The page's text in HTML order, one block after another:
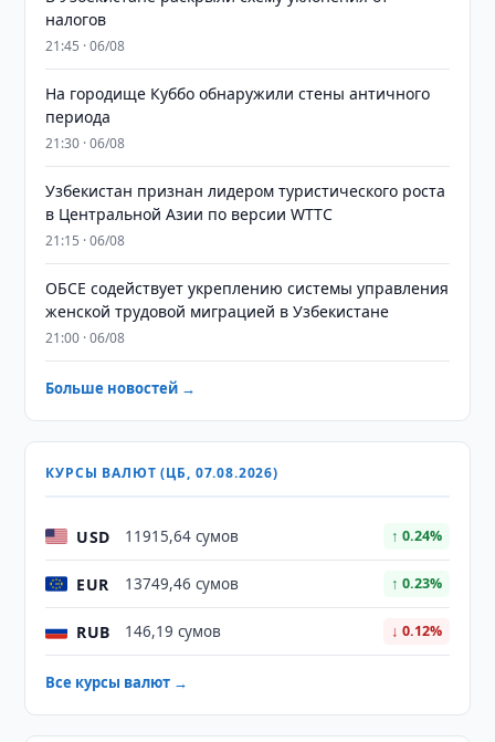
налогов
21:45 · 06/08
На городище Куббо обнаружили стены античного
периода
21:30 · 06/08
Узбекистан признан лидером туристического роста
в Центральной Азии по версии WTTC
21:15 · 06/08
ОБСЕ содействует укреплению системы управления
женской трудовой миграцией в Узбекистане
21:00 · 06/08
Больше новостей →
КУРСЫ ВАЛЮТ (ЦБ, 07.08.2026)
USD 11915,64 сумов ↑ 0.24%
EUR 13749,46 сумов ↑ 0.23%
RUB 146,19 сумов ↓ 0.12%
Все курсы валют →